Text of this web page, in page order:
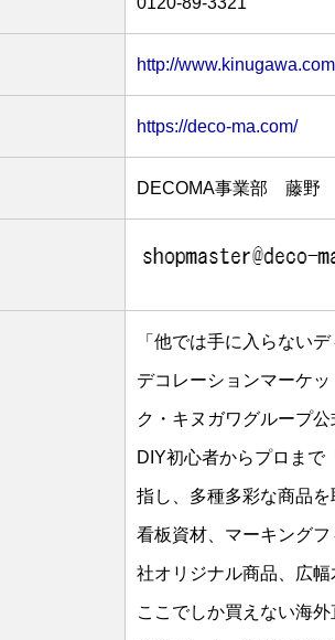
http://
https://deco-ma.com/
DECOMA事業部 藤野
「他では手に入らない
デコレーションマーケ
ク・キヌガワグループ公
DIY初心者からプロまで
指し、多種多彩な商品を
看板資材、マーキング
社オリジナル商品、広幅
ここでしか買えない海